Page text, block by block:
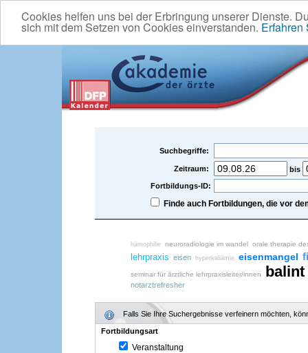
Cookies helfen uns bei der Erbringung unserer Dienste.
sich mit dem Setzen von Cookies einverstanden. Erfahren
Suchbegriffe:
Zeitraum:
bis
Fortbildungs-ID:
Finde auch Fortbildungen, die vor
hämophilie neuroradiologie im wandel orale therapie
lehrpraxis eisen hyperkaliämie eisenmangel
seminar für ärztliche lehrpraxisleiter/innen balint
notarztrefresher
Falls Sie Ihre Suchergebnisse verfeinern möchten,
Fortbildungsart
Veranstaltung